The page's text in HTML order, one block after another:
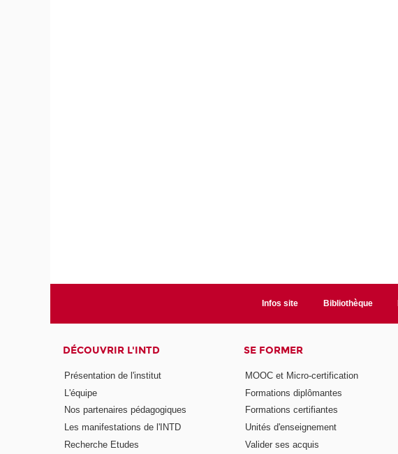
Infos site Bibliothèque
DÉCOUVRIR L'INTD
Présentation de l'institut
L'équipe
Nos partenaires pédagogiques
Les manifestations de l'INTD
Recherche Etudes
SE FORMER
MOOC et Micro-certification
Formations diplômantes
Formations certifiantes
Unités d'enseignement
Valider ses acquis